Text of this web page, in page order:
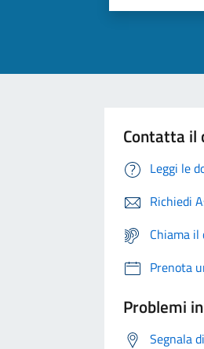
Contatta il
Leggi le
Richiedi
Chiama
Prenota
Problemi
Segnala